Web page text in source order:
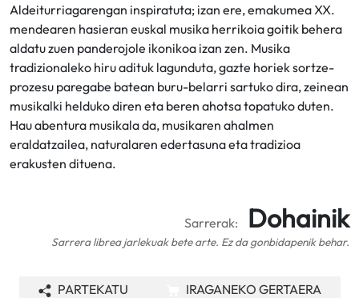
Aldeiturriagarengan inspiratuta; izan ere, emakumea XX.
mendearen hasieran euskal musika herrikoia goitik behera
aldatu zuen panderojole ikonikoa izan zen. Musika
tradizionaleko hiru adituk lagunduta, gazte horiek sortze-
prozesu paregabe batean buru-belarri sartuko dira, zeinean
musikalki helduko diren eta beren ahotsa topatuko duten.
Hau abentura musikala da, musikaren ahalmen
eraldatzailea, naturalaren edertasuna eta tradizioa
erakusten dituena.
Sarrerak: Dohainik
Sarrera librea jarlekuak bete arte. Ez da gonbidapenik behar.
PARTEKATU IRAGANEKO GERTAERA